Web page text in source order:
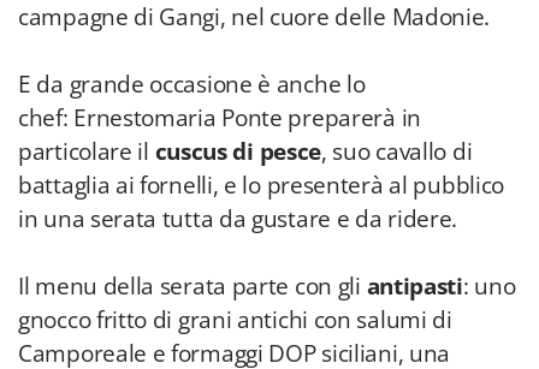
campagne di Gangi, nel cuore delle Madonie.
E da grande occasione è anche lo
chef: Ernestomaria Ponte preparerà in
particolare il cuscus di pesce, suo cavallo di
battaglia ai fornelli, e lo presenterà al pubblico
in una serata tutta da gustare e da ridere.
Il menu della serata parte con gli antipasti: uno
gnocco fritto di grani antichi con salumi di
Camporeale e formaggi DOP siciliani, una